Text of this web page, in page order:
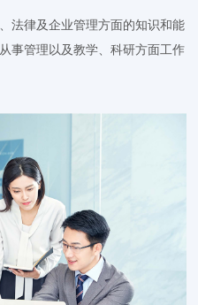
法律及企业管理方面的知识和能
事管理以及教学、科研方面工作